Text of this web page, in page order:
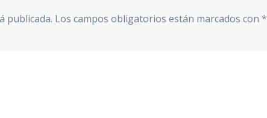
publicada. Los campos obligatorios están marcados con*